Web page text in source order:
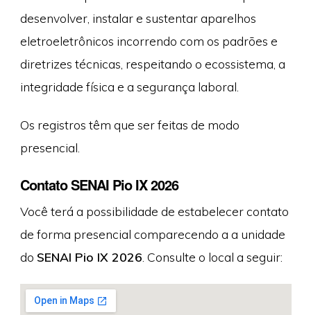
desenvolver, instalar e sustentar aparelhos
eletroeletrônicos incorrendo com os padrões e
diretrizes técnicas, respeitando o ecossistema, a
integridade física e a segurança laboral.
Os registros têm que ser feitas de modo
presencial.
Contato SENAI Pio IX 2026
Você terá a possibilidade de estabelecer contato
de forma presencial comparecendo a a unidade
do SENAI Pio IX 2026 . Consulte o local a seguir: